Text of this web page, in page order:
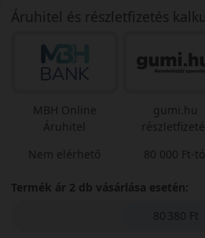
Áruhitel és részletfizetés
MBH Online
Áruhitel
Nem elérhető
gumi.hu
80 000 Ft-tól
Termék ár 2 db vásárlása esetén:
80 380 Ft